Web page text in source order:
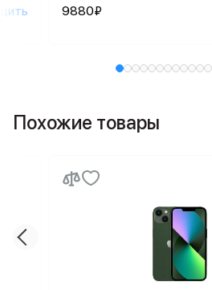
9880₽
Похожие товары